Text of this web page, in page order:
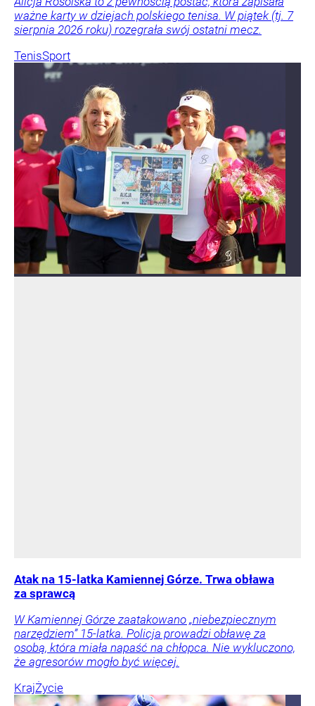
ważne karty w dziejach polskiego tenisa. W piątek (tj. 7
sierpnia 2026 roku) rozegrała swój ostatni mecz.
TenisSport
Atak na 15-latka Kamiennej Górze. Trwa obława
za sprawcą
W Kamiennej Górze zaatakowano „niebezpiecznym
narzędziem” 15-latka. Policja prowadzi obławę za
osobą, która miała napaść na chłopca. Nie wykluczono,
że agresorów mogło być więcej.
KrajŻycie